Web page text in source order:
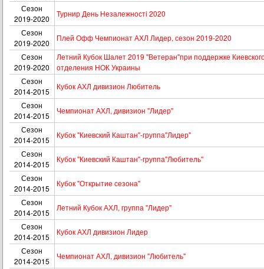
Сезон
2019-2020
Турнир День Незалежності 2020
Сезон
2019-2020
Плей Офф Чемпионат АХЛ Лидер, сезон 2019-2020
Сезон
2019-2020
Летний Кубок Шалет 2019 "Ветеран"при поддержке
отделения НОК Украины
Сезон
2014-2015
Кубок АХЛ дивизион Любитель
Сезон
2014-2015
Чемпионат АХЛ, дивизион "Лидер"
Сезон
2014-2015
Кубок "Киевский Каштан"-группа"Лидер"
Сезон
2014-2015
Кубок "Киевский Каштан"-группа"Любитель"
Сезон
2014-2015
Кубок "Открытие сезона"
Сезон
2014-2015
Летний Кубок АХЛ, группа "Лидер"
Сезон
2014-2015
Кубок АХЛ дивизион Лидер
Сезон
2014-2015
Чемпионат АХЛ, дивизион "Любитель"